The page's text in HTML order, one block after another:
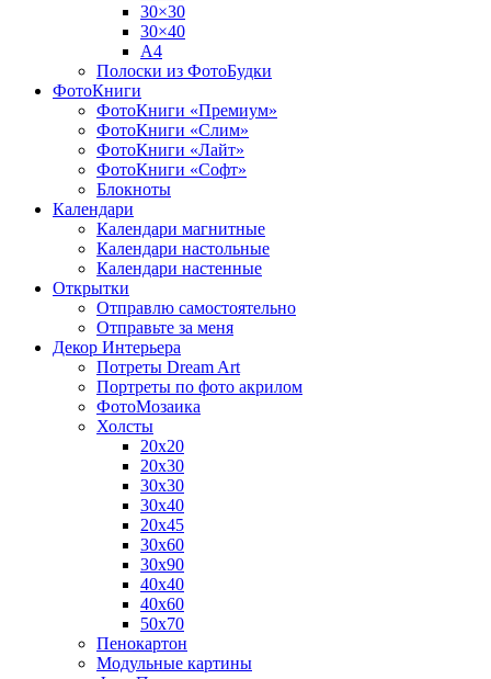
30×30
30×40
A4
Полоски из ФотоБудки
ФотоКниги
ФотоКниги «Премиум»
ФотоКниги «Слим»
ФотоКниги «Лайт»
ФотоКниги «Софт»
Блокноты
Календари
Календари магнитные
Календари настольные
Календари настенные
Открытки
Отправлю самостоятельно
Отправьте за меня
Декор Интерьера
Потреты Dream Art
Портреты по фото акрилом
ФотоМозаика
Холсты
20х20
20х30
30х30
30х40
20х45
30х60
30х90
40х40
40х60
50х70
Пенокартон
Модульные картины